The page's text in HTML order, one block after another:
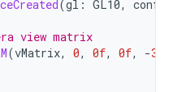
(gl : GL10,
view matrix
(vMatrix, 0, 0f, 0f, -3f